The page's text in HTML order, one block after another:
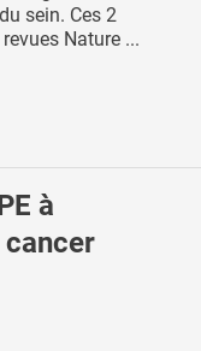
sein. Ces 2
Nature ...
à
cancer